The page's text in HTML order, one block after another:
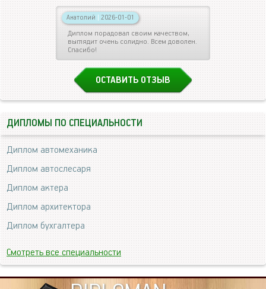
Анатолий | 2026-01-01
Диплом порадовал своим качеством,
выглядит очень солидно. Всем доволен.
Спасибо!
ОСТАВИТЬ ОТЗЫВ
ДИПЛОМЫ ПО СПЕЦИАЛЬНОСТИ
Диплом автомеханика
Диплом автослесаря
Диплом актера
Диплом архитектора
Диплом бухгалтера
Смотреть все специальности